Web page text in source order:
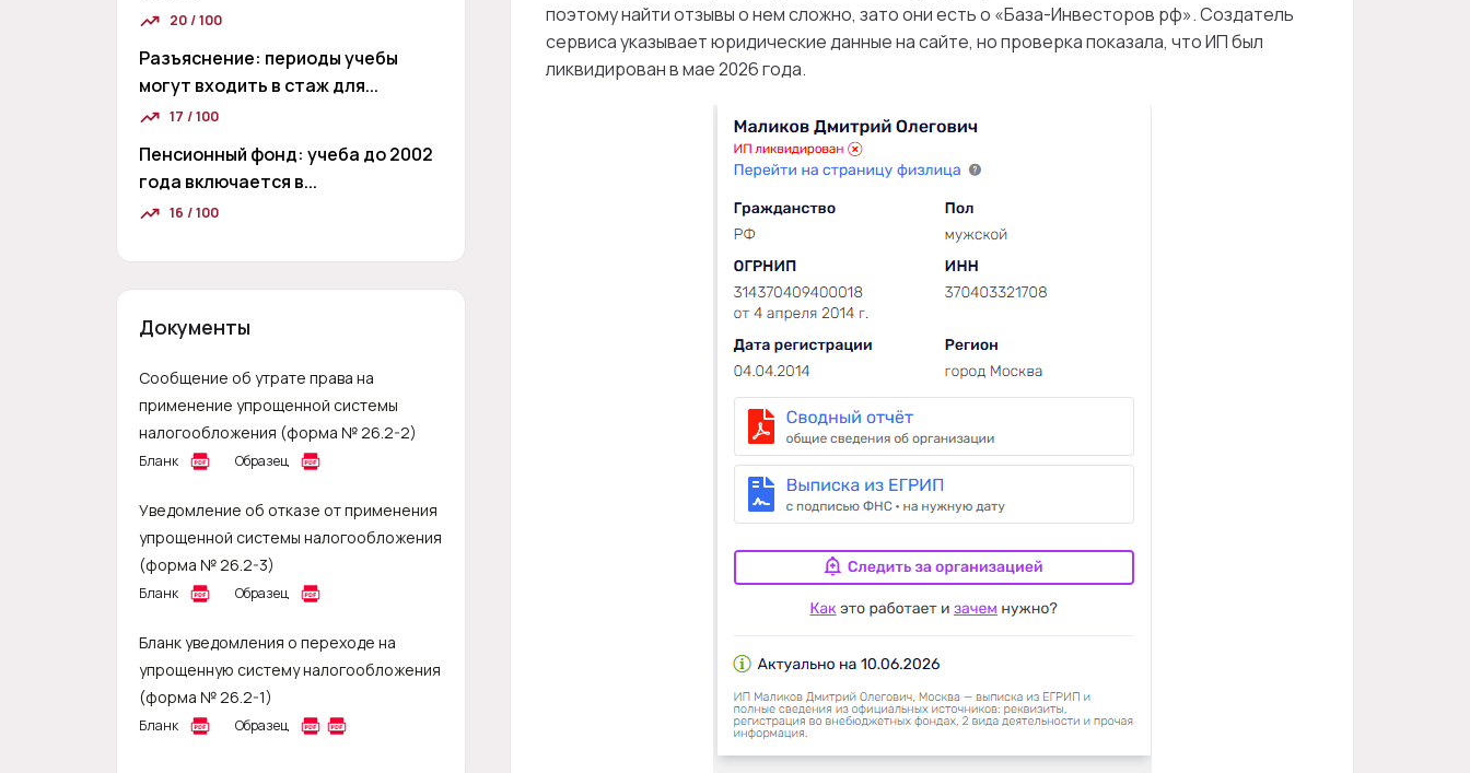
20 / 100
Разъяснение: периоды учебы
могут входить в стаж для...
17 / 100
Пенсионный фонд: учеба до 2002
года включается в...
16 / 100
Документы
Сообщение об утрате права на
применение упрощенной системы
налогообложения (форма № 26.2-2)
Бланк Образец
Уведомление об отказе от применения
упрощенной системы налогообложения
(форма № 26.2-3)
Бланк Образец
Бланк уведомления о переходе на
упрощенную систему налогообложения
(форма № 26.2-1)
Бланк Образец
поэтому найти отзывы о нем сложно, зато они есть о «База-Инвесторов рф». Создатель
сервиса указывает юридические данные на сайте, но проверка показала, что ИП был
ликвидирован в мае 2026 года.